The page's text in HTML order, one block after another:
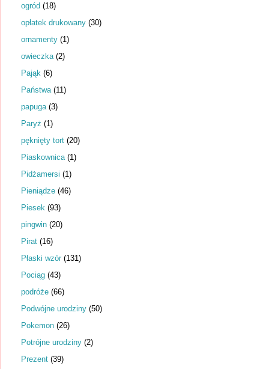
ogród (18)
opłatek drukowany (30)
ornamenty (1)
owieczka (2)
Pająk (6)
Państwa (11)
papuga (3)
Paryż (1)
pęknięty tort (20)
Piaskownica (1)
Pidżamersi (1)
Pieniądze (46)
Piesek (93)
pingwin (20)
Pirat (16)
Płaski wzór (131)
Pociąg (43)
podróże (66)
Podwójne urodziny (50)
Pokemon (26)
Potrójne urodziny (2)
Prezent (39)